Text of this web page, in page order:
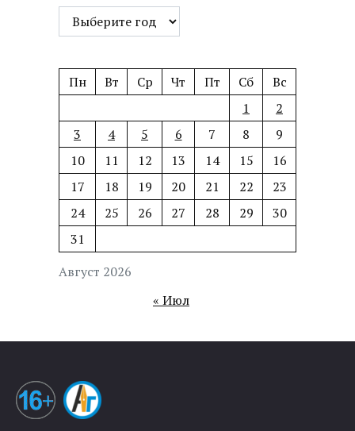
Август 2026
Пн Вт Ср Чт Пт Сб
Вс
1
2
3
4 5 6 7 8
9
10
11 12 13 14 15
16
17
18 19 20 21 22
23
24
25 26 27 28 29
30
31
« Июл